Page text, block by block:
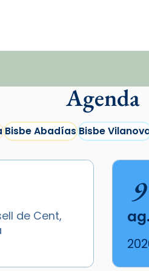
Agenda
Bisbe AbadíasBisbe
de Cent,
9
ag.